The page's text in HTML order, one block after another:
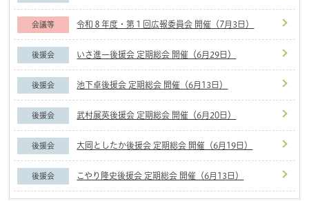
会議等 令和８年度・第１回広報委員会 開催（7月3日）
後援会 いさ進一後援会 定期総会 開催（6月29日）
後援会 池下卓後援会 定期総会 開催（6月13日）
後援会 武村展英後援会 定期総会 開催（6月20日）
後援会 大岡としたか後援会 定期総会 開催（6月19日）
後援会 こやり隆史後援会 定期総会 開催（6月13日）